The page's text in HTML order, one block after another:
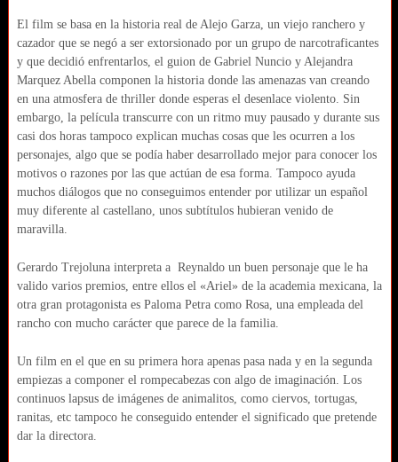
El film se basa en la historia real de Alejo Garza, un viejo ranchero y
cazador que se negó a ser extorsionado por un grupo de narcotraficantes
y que decidió enfrentarlos, el guion de Gabriel Nuncio y Alejandra
Marquez Abella componen la historia donde las amenazas van creando
en una atmosfera de thriller donde esperas el desenlace violento. Sin
embargo, la película transcurre con un ritmo muy pausado y durante sus
casi dos horas tampoco explican muchas cosas que les ocurren a los
personajes, algo que se podía haber desarrollado mejor para conocer los
motivos o razones por las que actúan de esa forma. Tampoco ayuda
muchos diálogos que no conseguimos entender por utilizar un español
muy diferente al castellano, unos subtítulos hubieran venido de
maravilla.
Gerardo Trejoluna interpreta a Reynaldo un buen personaje que le ha
valido varios premios, entre ellos el «Ariel» de la academia mexicana, la
otra gran protagonista es Paloma Petra como Rosa, una empleada del
rancho con mucho carácter que parece de la familia.
Un film en el que en su primera hora apenas pasa nada y en la segunda
empiezas a componer el rompecabezas con algo de imaginación. Los
continuos lapsus de imágenes de animalitos, como ciervos, tortugas,
ranitas, etc tampoco he conseguido entender el significado que pretende
dar la directora.